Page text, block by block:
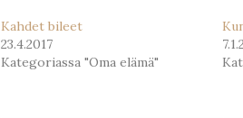
Kahdet bileet
23.4.2017
Kategoriassa "Oma elämä"